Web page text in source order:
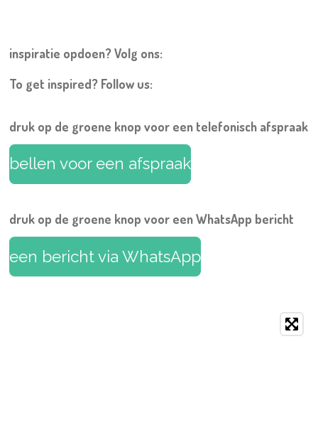
inspiratie opdoen? Volg ons:
To get inspired? Follow us:
druk op de groene knop voor een telefonisch afspraak
bellen voor een afspraak
druk op de groene knop voor een WhatsApp bericht
een bericht via WhatsApp